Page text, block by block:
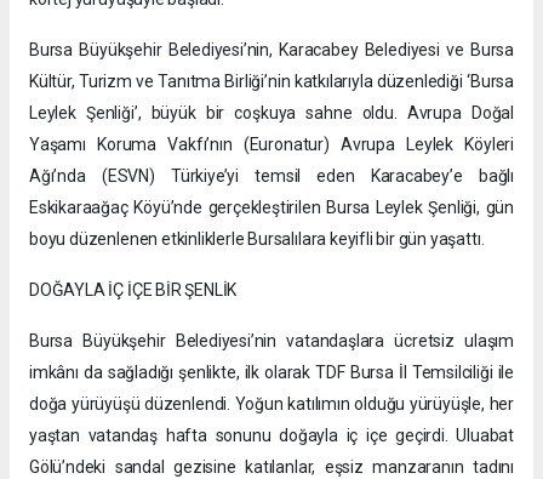
Bursa Büyükşehir Belediyesi’nin, Karacabey Belediyesi ve Bursa
Kültür, Turizm ve Tanıtma Birliği’nin katkılarıyla düzenlediği ‘Bursa
Leylek Şenliği’, büyük bir coşkuya sahne oldu. Avrupa Doğal
Yaşamı Koruma Vakfı’nın (Euronatur) Avrupa Leylek Köyleri
Ağı’nda (ESVN) Türkiye’yi temsil eden Karacabey’e bağlı
Eskikaraağaç Köyü’nde gerçekleştirilen Bursa Leylek Şenliği, gün
boyu düzenlenen etkinliklerle Bursalılara keyifli bir gün yaşattı.
DOĞAYLA İÇ İÇE BİR ŞENLİK
Bursa Büyükşehir Belediyesi’nin vatandaşlara ücretsiz ulaşım
imkânı da sağladığı şenlikte, ilk olarak TDF Bursa İl Temsilciliği ile
doğa yürüyüşü düzenlendi. Yoğun katılımın olduğu yürüyüşle, her
yaştan vatandaş hafta sonunu doğayla iç içe geçirdi. Uluabat
Gölü’ndeki sandal gezisine katılanlar, eşsiz manzaranın tadını